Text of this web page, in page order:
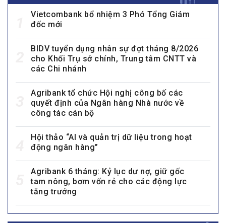
Vietcombank bổ nhiệm 3 Phó Tổng Giám
đốc mới
BIDV tuyển dụng nhân sự đợt tháng 8/2026
cho Khối Trụ sở chính, Trung tâm CNTT và
các Chi nhánh
Agribank tổ chức Hội nghị công bố các
quyết định của Ngân hàng Nhà nước về
công tác cán bộ
Hội thảo “AI và quản trị dữ liệu trong hoạt
động ngân hàng”
Agribank 6 tháng: Kỷ lục dư nợ, giữ gốc
tam nông, bơm vốn rẻ cho các động lực
tăng trưởng